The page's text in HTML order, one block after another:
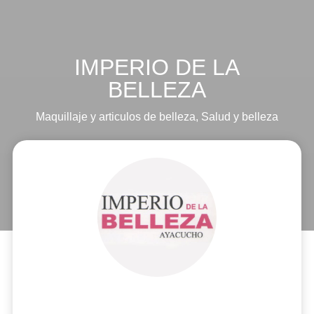
IMPERIO DE LA
BELLEZA
Maquillaje y articulos de belleza, Salud y belleza